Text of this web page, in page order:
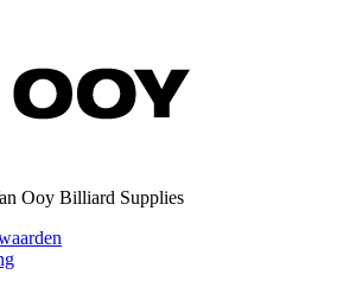
Ooy Billiard Supplies